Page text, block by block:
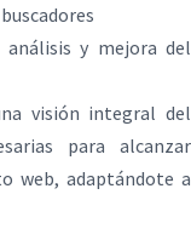
y mejora del
visión integral del
para alcanzar
web, adaptándote a